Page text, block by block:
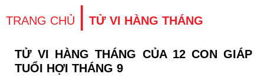
TRANG CHỦ | TỬ VI HÀNG THÁNG
TỬ VI HÀNG THÁNG CỦA 12 CON GIÁP
TUỔI HỢI THÁNG 9